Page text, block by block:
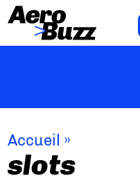
Accueil »
slots